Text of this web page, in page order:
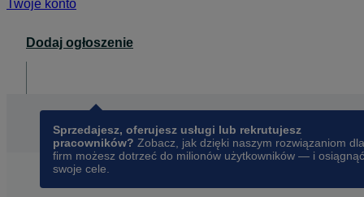
Twoje konto
Dodaj ogłoszenie
Sprzedajesz, oferujesz usługi lub rekrutujesz
pracowników? Zobacz, jak dzięki naszym rozwiązaniom dla
firm możesz dotrzeć do milionów użytkowników — i osiągnąć
swoje cele.